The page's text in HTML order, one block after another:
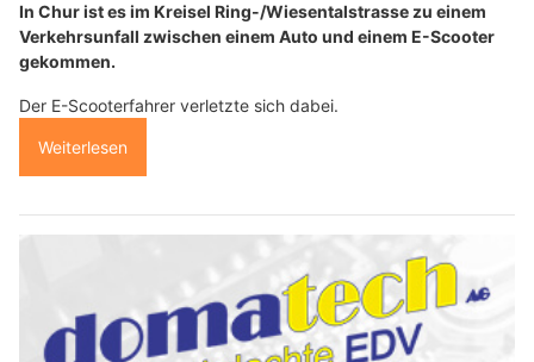
In Chur ist es im Kreisel Ring-/Wiesentalstrasse zu einem
Verkehrsunfall zwischen einem Auto und einem E-Scooter
gekommen.
Der E-Scooterfahrer verletzte sich dabei.
Weiterlesen